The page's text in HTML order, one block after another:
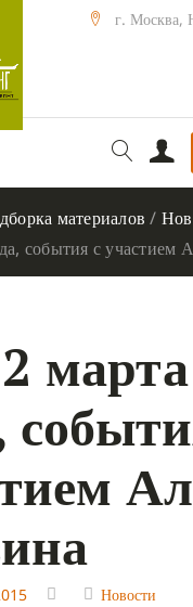
г. Москва,
материалов /
события с участием
Новости